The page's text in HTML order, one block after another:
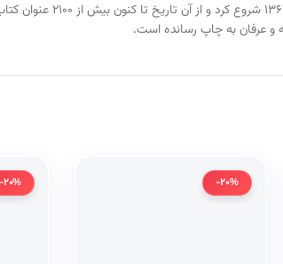
شرکت نشر قطره
و عرفان به چاپ رسانده است.
-20%
-20%